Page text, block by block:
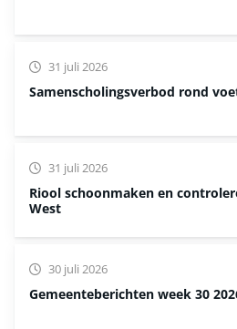
Samenscholingsverbod rond
31 juli 2026
Riool schoonmaken en
West
31 juli 2026
Gemeenteberichten week 30
30 juli 2026